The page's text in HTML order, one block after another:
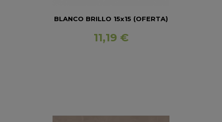
BLANCO BRILLO 15x15 (OFERTA)
11,19 €